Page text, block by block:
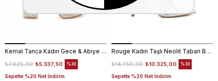
Kemal Tanca Kadın Gece & Abiye Ayakkabı 4360
₺5.337,50
₺7.625,00
Sepette %20 Net İndirim
%30
Rouge Kadın Taşlı Neolit Taban Beyaz Süet Gece & Abiye Ayakkabı
₺10.325,00
₺14.750,00
Sepette %20 Net İndirim
%30